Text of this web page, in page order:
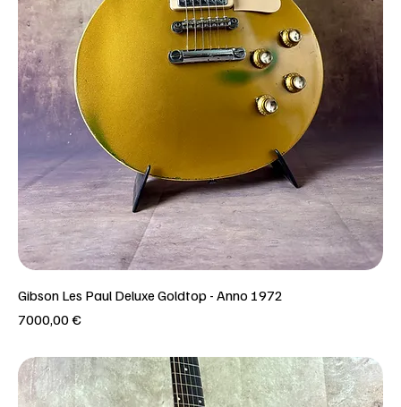
Gibson Les Paul Deluxe Goldtop - Anno 1972
Prezzo
7000,00 €